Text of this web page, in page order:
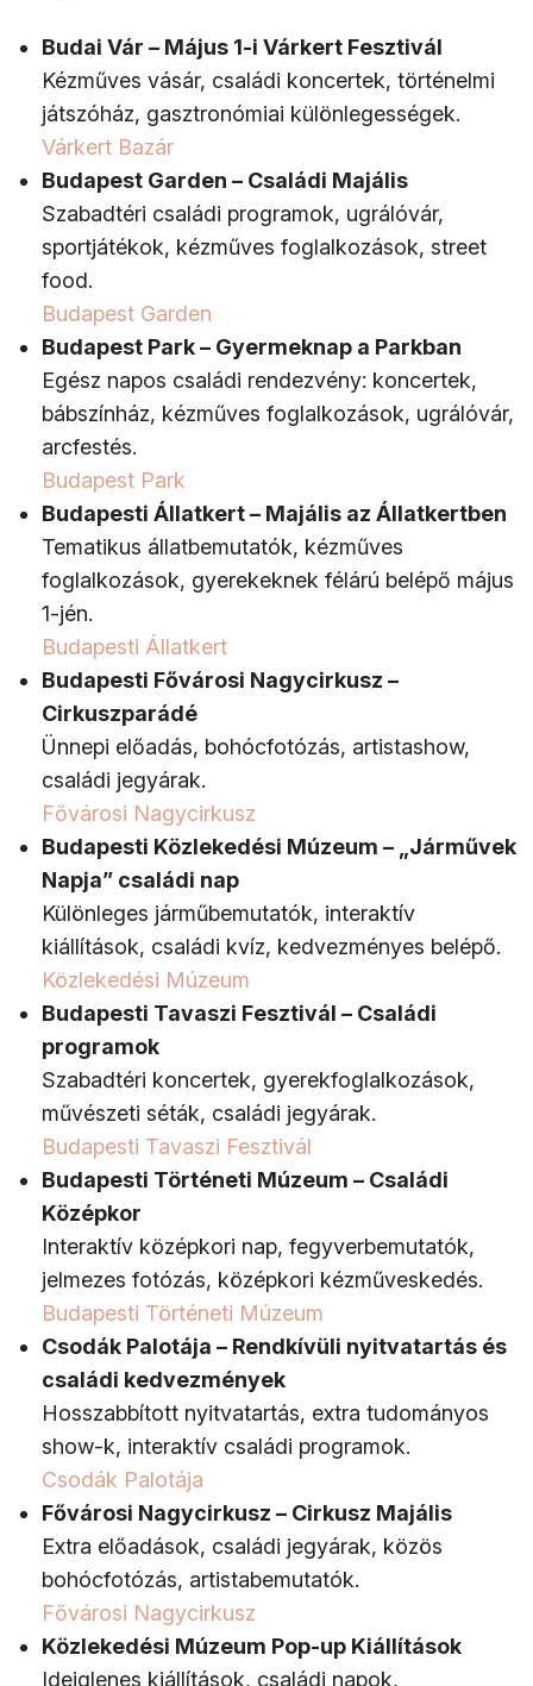
Budai Vár – Május 1-i Várkert Fesztivál
Kézműves vásár, családi koncertek, történelmi
játszóház, gasztronómiai különlegességek.
Várkert Bazár
Budapest Garden – Családi Majális
Szabadtéri családi programok, ugrálóvár,
sportjátékok, kézműves foglalkozások, street
food.
Budapest Garden
Budapest Park – Gyermeknap a Parkban
Egész napos családi rendezvény: koncertek,
bábszínház, kézműves foglalkozások, ugrálóvár,
arcfestés.
Budapest Park
Budapesti Állatkert – Majális az Állatkertben
Tematikus állatbemutatók, kézműves
foglalkozások, gyerekeknek félárú belépő május
1-jén.
Budapesti Állatkert
Budapesti Fővárosi Nagycirkusz –
Cirkuszparádé
Ünnepi előadás, bohócfotózás, artistashow,
családi jegyárak.
Fővárosi Nagycirkusz
Budapesti Közlekedési Múzeum – „Járművek
Napja” családi nap
Különleges járműbemutatók, interaktív
kiállítások, családi kvíz, kedvezményes belépő.
Közlekedési Múzeum
Budapesti Tavaszi Fesztivál – Családi
programok
Szabadtéri koncertek, gyerekfoglalkozások,
művészeti séták, családi jegyárak.
Budapesti Tavaszi Fesztivál
Budapesti Történeti Múzeum – Családi
Középkor
Interaktív középkori nap, fegyverbemutatók,
jelmezes fotózás, középkori kézműveskedés.
Budapesti Történeti Múzeum
Csodák Palotája – Rendkívüli nyitvatartás és
családi kedvezmények
Hosszabbított nyitvatartás, extra tudományos
show-k, interaktív családi programok.
Csodák Palotája
Fővárosi Nagycirkusz – Cirkusz Majális
Extra előadások, családi jegyárak, közös
bohócfotózás, artistabemutatók.
Fővárosi Nagycirkusz
Közlekedési Múzeum Pop-up Kiállítások
Ideiglenes kiállítások, családi napok,